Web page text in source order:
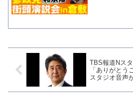
TBS報道Nス
「ありがとう
スタジオ音声